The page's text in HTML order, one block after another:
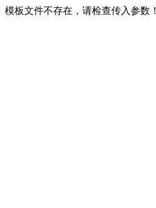
模板文件不存在，请检查传入参数！